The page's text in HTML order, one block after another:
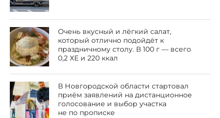
Очень вкусный и лёгкий салат,
который отлично подойдёт к
праздничному столу. В 100 г — всего
0,2 ХЕ и 220 ккал
В Новгородской области стартовал
приём заявлений на дистанционное
голосование и выбор участка
не по прописке